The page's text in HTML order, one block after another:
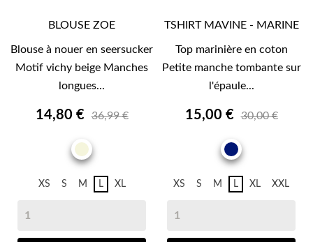
BLOUSE ZOE
Blouse à nouer en seersucker
Motif vichy beige Manches
longues...
14,80 € 36,99 €
BEIGE
XS S M L XL
TSHIRT MAVINE - MARINE
Top marinière en coton
Petite manche tombante sur
l'épaule...
15,00 € 30,00 €
MARINE
XS S M L XL XXL